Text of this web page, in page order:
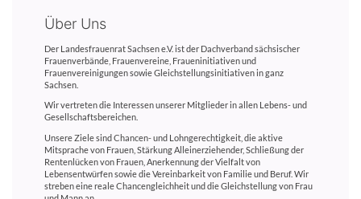
Über Uns
Der Landesfrauenrat Sachsen e.V. ist der Dachverband sächsischer
Frauenverbände, Frauenvereine, Fraueninitiativen und
Frauenvereinigungen sowie Gleichstellungsinitiativen in ganz
Sachsen.
Wir vertreten die Interessen unserer Mitglieder in allen Lebens- und
Gesellschaftsbereichen.
Unsere Ziele sind Chancen- und Lohngerechtigkeit, die aktive
Mitsprache von Frauen, Stärkung Alleinerziehender, Schließung der
Rentenlücken von Frauen, Anerkennung der Vielfalt von
Lebensentwürfen sowie die Vereinbarkeit von Familie und Beruf. Wir
streben eine reale Chancengleichheit und die Gleichstellung von Frau